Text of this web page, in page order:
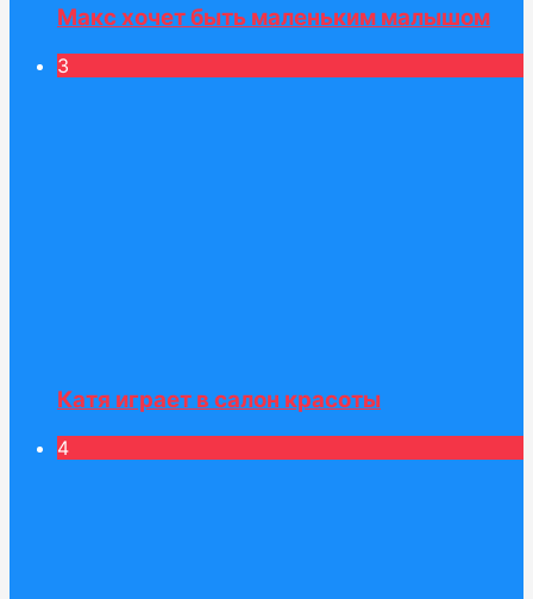
Макс хочет быть маленьким малышом
3
Катя играет в салон красоты
4